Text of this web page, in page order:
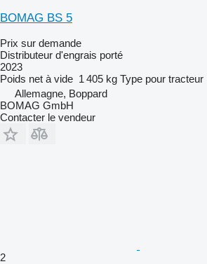
BOMAG BS 5
Prix sur demande
Distributeur d'engrais porté
2023
Poids net à vide 1 405 kg Type pour tracteur
Allemagne, Boppard
BOMAG GmbH
Contacter le vendeur
2